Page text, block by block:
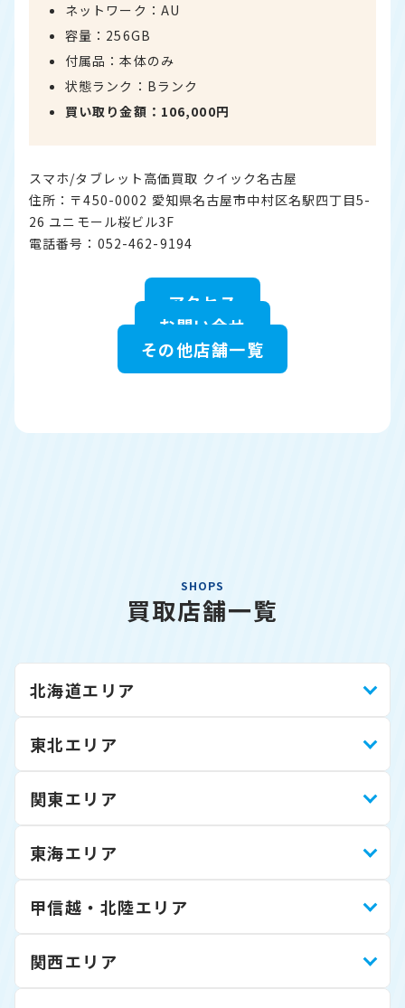
ネットワーク：AU
容量：256GB
付属品：本体のみ
状態ランク：Bランク
買い取り金額：106,000円
スマホ/タブレット高価買取 クイック名古屋
住所：〒450-0002 愛知県名古屋市中村区名駅四丁目5-
26 ユニモール桜ビル3F
電話番号：052-462-9194
アクセス
お問い合せ
その他店舗一覧
SHOPS
買取店舗一覧
北海道エリア
東北エリア
関東エリア
東海エリア
甲信越・北陸エリア
関西エリア